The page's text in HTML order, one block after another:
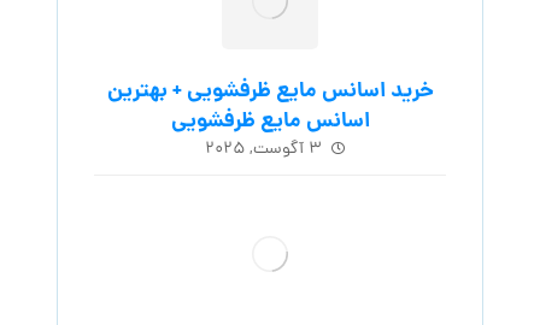
خرید اسانس مایع ظرفشویی + بهترین
اسانس مایع ظرفشویی
۳ آگوست, ۲۰۲۵